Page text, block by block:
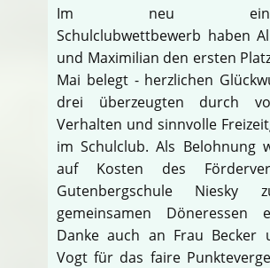
Im neu
Schulclubwettbewerb haben
und Maximilian den ersten
Mai belegt - herzlichen
drei überzeugten durch
Verhalten und sinnvolle
im Schulclub. Als Belohnung
auf Kosten des
Gutenbergschule Niesky
gemeinsamen Döneressen
Danke auch an Frau Becker
Vogt für das faire